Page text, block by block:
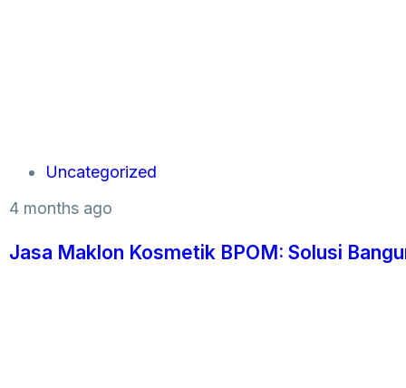
Uncategorized
4 months ago
Jasa Maklon Kosmetik BPOM: Solusi